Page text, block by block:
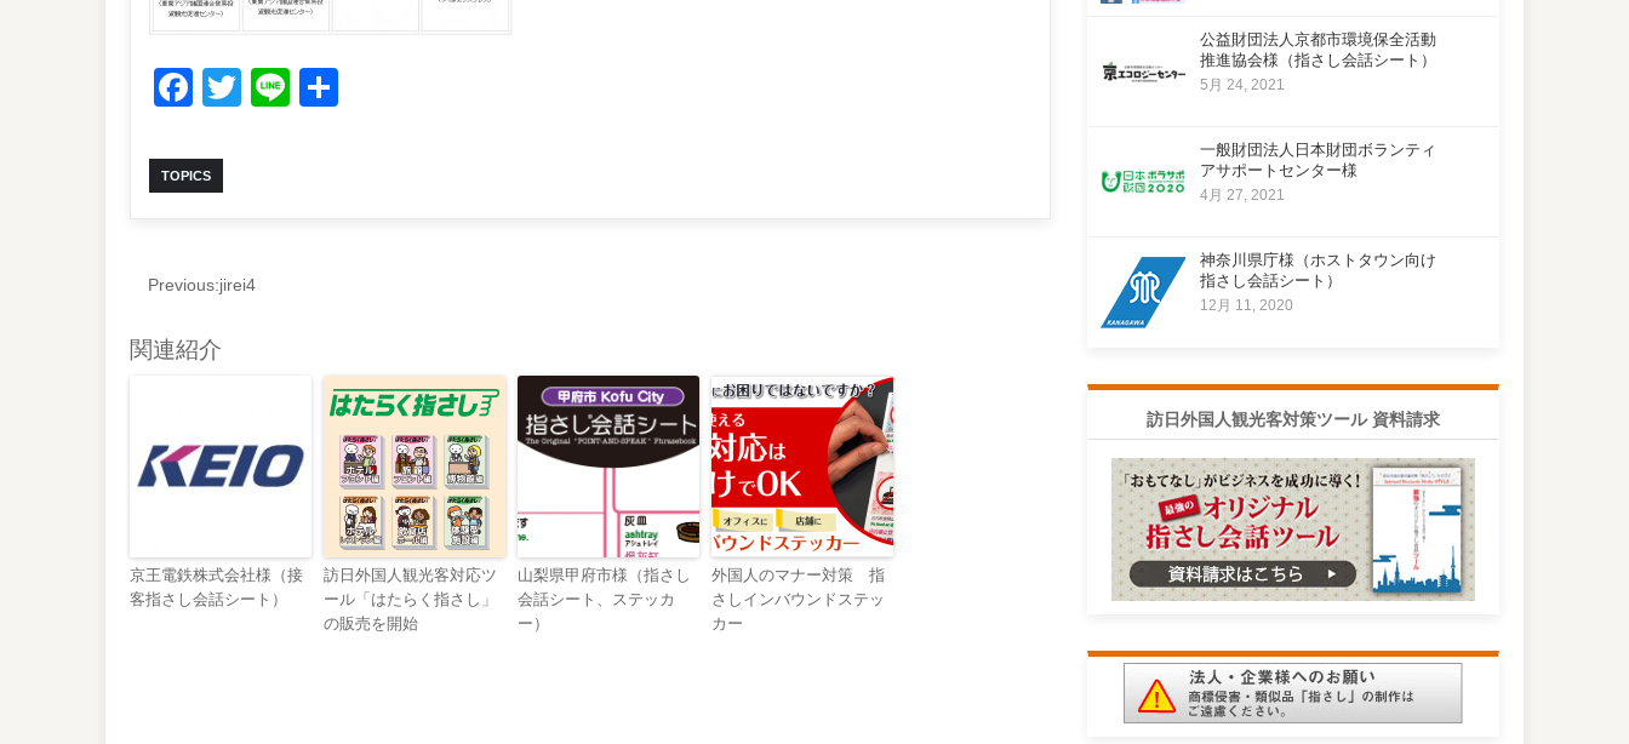
Facebook
Twitter
Line
TOPICS
Previous:jirei4
関連紹介
京王電鉄株式会社様（接
客指さし会話シート）
訪日外国人観光客対応ツ
ール「はたらく指さし」
の販売を開始
山梨県甲府市様（指さし
会話シート、ステッカ
ー）
外国人のマナー対策 指
さしインバウンドステッ
カー
公益財団法人京都市環境保全活動
推進協会様（指さし会話シート）
5月 24, 2021
一般財団法人日本財団ボランティ
アサポートセンター様
4月 27, 2021
神奈川県庁様（ホストタウン向け
指さし会話シート）
12月 11, 2020
訪日外国人観光客対策ツール 資料請求